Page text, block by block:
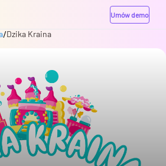
Umów demo
/Dzika Kraina